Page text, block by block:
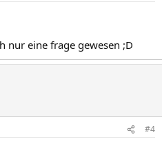
nur eine frage gewesen ;D
#4